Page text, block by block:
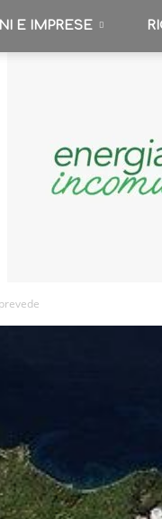
E IMPRESE
in